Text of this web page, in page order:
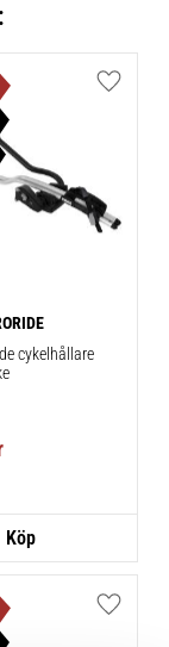
cykelhållare
Lägg
Lägg